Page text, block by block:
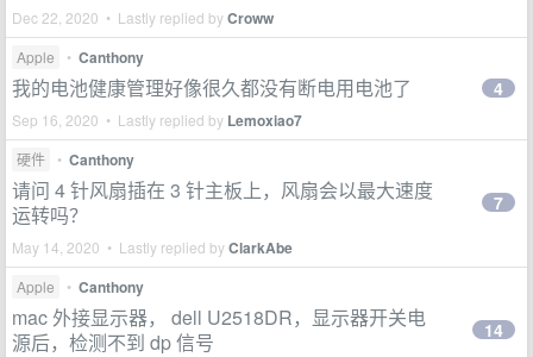
Dec 22, 2020 • Lastly replied byCroww
Apple • Canthony
我的电池健康管理好像很久都没有断电用电池了
Sep 16, 2020 • Lastly replied by Lemoxiao7
4
硬件 • Canthony
请问 4 针风扇插在 3 针主板上，风扇会以最大速度
运转吗？
May 14, 2020 • Lastly replied byClarkAbe
7
Apple • Canthony
mac 外接显示器， dell U2518DR，显示器开关电
源后，检测不到 dp 信号
14